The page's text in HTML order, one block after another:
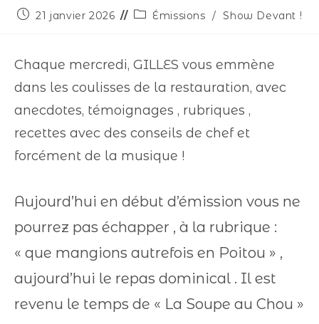
21 janvier 2026 Émissions / Show Devant !
Chaque mercredi, GILLES vous emmène
dans les coulisses de la restauration, avec
anecdotes, témoignages , rubriques ,
recettes avec des conseils de chef et
forcément de la musique !
Aujourd’hui en début d’émission vous ne
pourrez pas échapper , à la rubrique :
« que mangions autrefois en Poitou » ,
aujourd’hui le repas dominical . Il est
revenu le temps de « La Soupe au Chou »